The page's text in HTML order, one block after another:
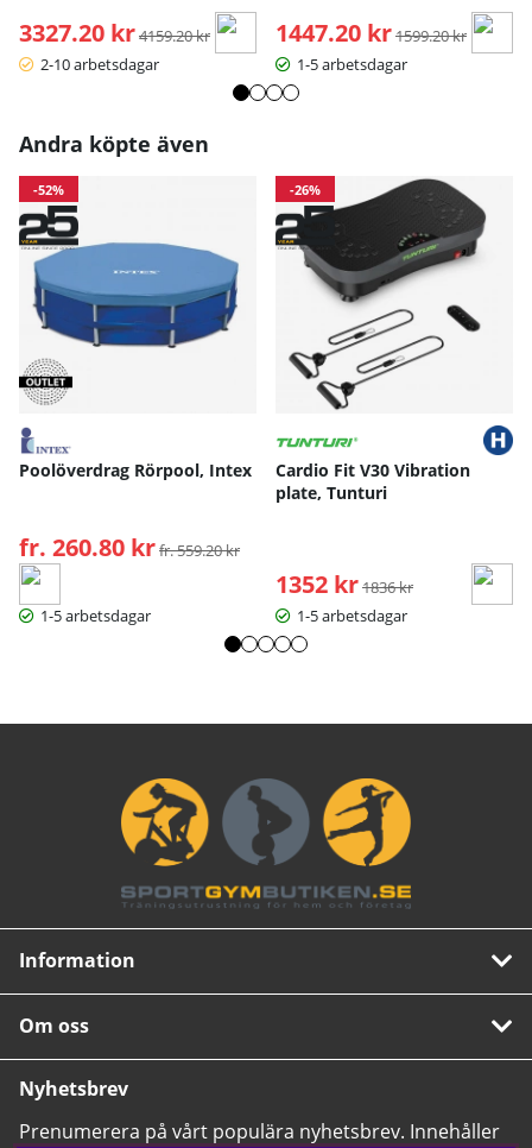
3327.20 kr Ordinarie pris:
4159.20 kr
2-10 arbetsdagar
1447.20 kr Ordinarie pris:
1599.20 kr
1-5 arbetsdagar
Andra köpte även
-52%
Poolöverdrag Rörpool, Intex
fr. 260.80 kr Ordinarie pris:
fr. 559.20 kr
1-5 arbetsdagar
-26%
Cardio Fit V30 Vibration
plate, Tunturi
1352 kr Ordinarie pris:
1836 kr
1-5 arbetsdagar
Information
Om oss
Nyhetsbrev
Prenumerera på vårt populära nyhetsbrev. Innehåller